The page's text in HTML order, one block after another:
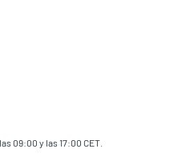
09:00 y las 17:00 CET.